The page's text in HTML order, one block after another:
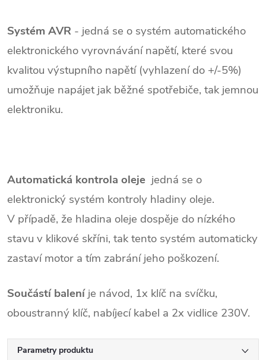
Systém AVR - jedná se o systém automatického
elektronického vyrovnávání napětí, které svou
kvalitou výstupního napětí (vyhlazení do +/-5%)
umožňuje napájet jak běžné spotřebiče, tak jemnou
elektroniku.
Automatická kontrola oleje jedná se o
elektronický systém kontroly hladiny oleje.
V případě, že hladina oleje dospěje do nízkého
stavu v klikové skříni, tak tento systém automaticky
zastaví motor a tím zabrání jeho poškození.
Součástí baleníje návod, 1x klíč na svíčku,
oboustranný klíč, nabíjecí kabel a 2x vidlice 230V.
Parametry produktu